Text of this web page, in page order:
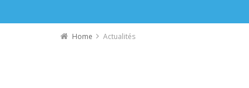
Home Actualités